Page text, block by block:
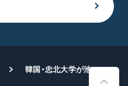
韓国・忠北大学が池田先生に名誉博士号を授与 名誉学術称号が400に